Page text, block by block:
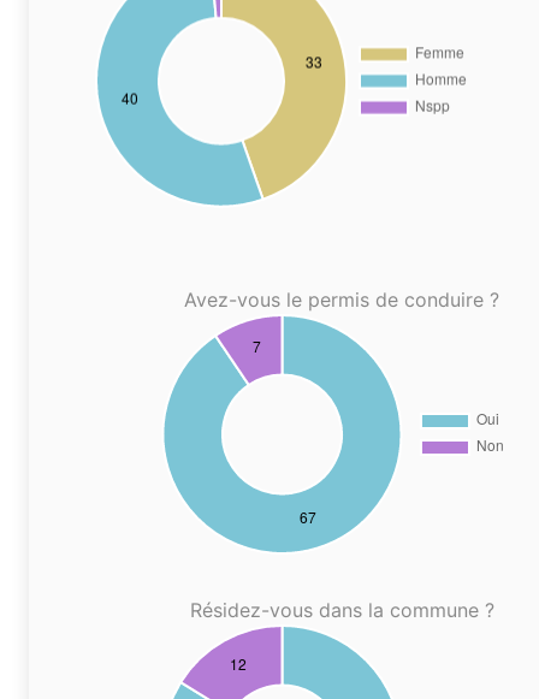
Avez-vous le permis de conduire ?
Résidez-vous dans la commune ?